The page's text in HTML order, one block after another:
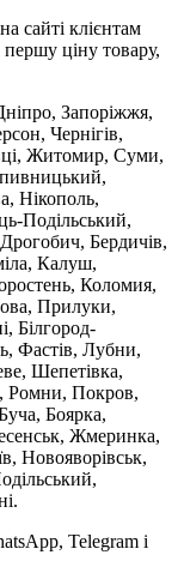
сайті клієнтам
ціну товару,
Запоріжжя,
Чернігів,
Житомир, Суми,
Нікополь,
Подільський,
Бердичів,
Калуш,
Коломия,
Прилуки,
Білгород-
Фастів, Лубни,
Шепетівка,
Ромни, Покров,
Боярка,
Жмеринка,
Новояворівськ,
Telegram і